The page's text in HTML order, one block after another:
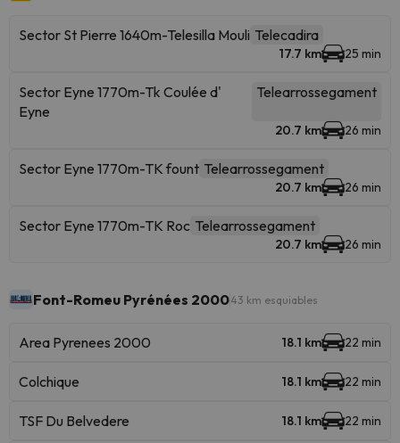
Sector St Pierre 1640m-Telesilla Mouli Telecadira
17.7 km 25 min
Sector Eyne 1770m-Tk Coulée d'
Eyne
Telearrossegament
20.7 km 26 min
Sector Eyne 1770m-TK fount Telearrossegament
20.7 km 26 min
Sector Eyne 1770m-TK Roc Telearrossegament
20.7 km 26 min
Font-Romeu Pyrénées 200043 km esquiables
Area Pyrenees 2000 18.1 km 22 min
Colchique 18.1 km 22 min
TSF Du Belvedere 18.1 km 22 min